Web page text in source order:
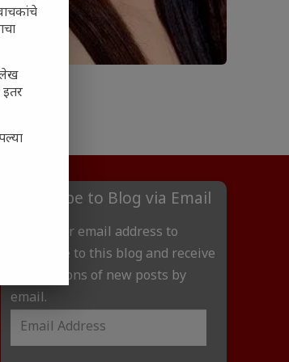
Subscribe to Blog via Email
Enter your email address to
subscribe to this blog and receive
notifications of new posts by
email.
लेख